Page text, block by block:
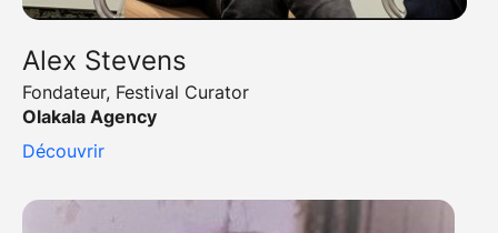
Alex Stevens
Fondateur, Festival Curator
Olakala Agency
Découvrir